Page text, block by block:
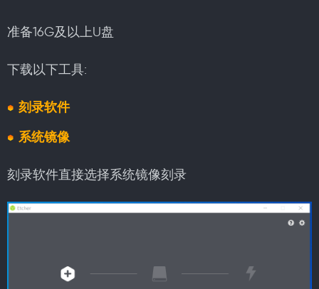
准备16G及以上U盘
下载以下工具:
刻录软件
系统镜像
刻录软件直接选择系统镜像刻录